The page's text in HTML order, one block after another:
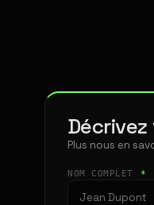
Plus nous en
NOM COMPLET *